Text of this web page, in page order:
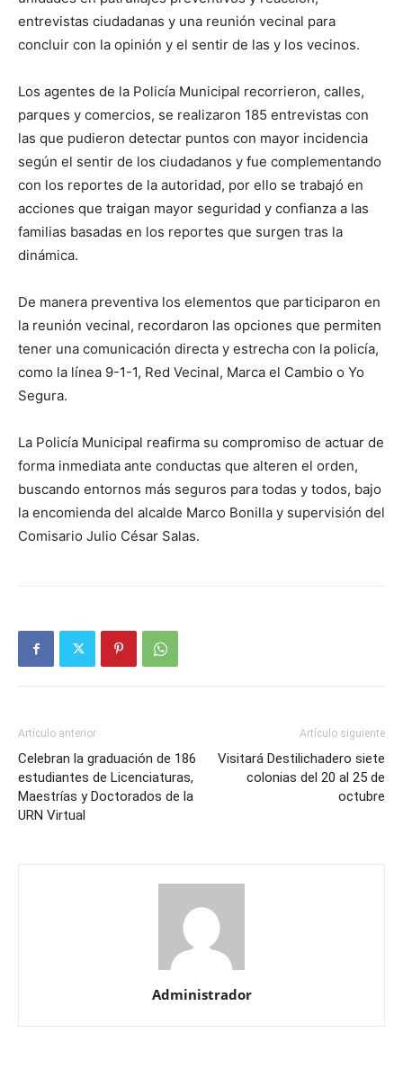
entrevistas ciudadanas y una reunión vecinal para
concluir con la opinión y el sentir de las y los vecinos.
Los agentes de la Policía Municipal recorrieron, calles,
parques y comercios, se realizaron 185 entrevistas con
las que pudieron detectar puntos con mayor incidencia
según el sentir de los ciudadanos y fue complementando
con los reportes de la autoridad, por ello se trabajó en
acciones que traigan mayor seguridad y confianza a las
familias basadas en los reportes que surgen tras la
dinámica.
De manera preventiva los elementos que participaron en
la reunión vecinal, recordaron las opciones que permiten
tener una comunicación directa y estrecha con la policía,
como la línea 9-1-1, Red Vecinal, Marca el Cambio o Yo
Segura.
La Policía Municipal reafirma su compromiso de actuar de
forma inmediata ante conductas que alteren el orden,
buscando entornos más seguros para todas y todos, bajo
la encomienda del alcalde Marco Bonilla y supervisión del
Comisario Julio César Salas.
Artículo anterior
Celebran la graduación de 186
estudiantes de Licenciaturas,
Maestrías y Doctorados de la
URN Virtual
Artículo siguiente
Visitará Destilichadero siete
colonias del 20 al 25 de
octubre
Administrador